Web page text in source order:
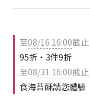
至08/16 16:00截止
95折・3件9折
至08/31 16:00截止
食海苔酥請您體驗